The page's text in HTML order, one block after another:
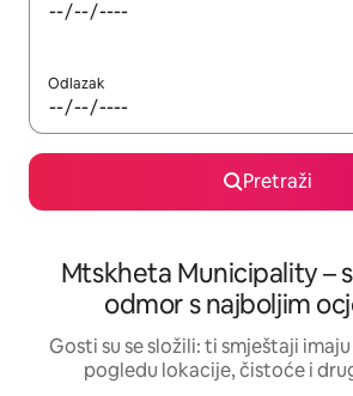
Odlazak
Pretraži
Mtskheta Municipality –
odmor s najboljim
Gosti su se složili: ti smještaji
pogledu lokacije, čistoće i